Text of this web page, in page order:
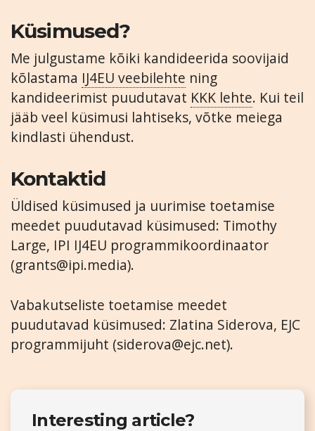
Küsimused?
Me julgustame kõiki kandideerida soovijaid
kõlastama IJ4EU veebilehte ning
kandideerimist puudutavat KKK lehte. Kui teil
jääb veel küsimusi lahtiseks, võtke meiega
kindlasti ühendust.
Kontaktid
Üldised küsimused ja uurimise toetamise
meedet puudutavad küsimused: Timothy
Large, IPI IJ4EU programmikoordinaator
(grants@ipi.media).
Vabakutseliste toetamise meedet
puudutavad küsimused: Zlatina Siderova, EJC
programmijuht (siderova@ejc.net).
Interesting article?